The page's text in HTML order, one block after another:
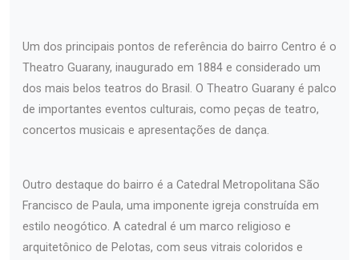
Um dos principais pontos de referência do bairro Centro é o
Theatro Guarany, inaugurado em 1884 e considerado um
dos mais belos teatros do Brasil. O Theatro Guarany é palco
de importantes eventos culturais, como peças de teatro,
concertos musicais e apresentações de dança.
Outro destaque do bairro é a Catedral Metropolitana São
Francisco de Paula, uma imponente igreja construída em
estilo neogótico. A catedral é um marco religioso e
arquitetônico de Pelotas, com seus vitrais coloridos e